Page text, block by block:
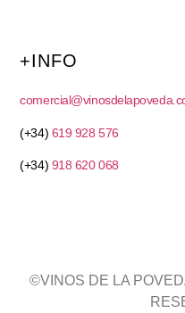
+INFO
(+34) 619 928 576
(+34) 918 620 068
©VINOS DE LA